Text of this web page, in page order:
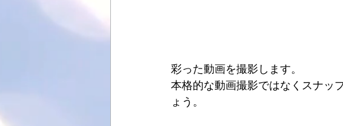
彩った動画を撮影します。
本格的な動画撮影ではなくスナッ
ょう。